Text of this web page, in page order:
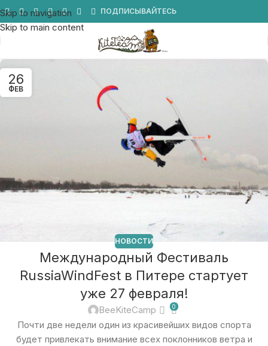
Skip to navigation
Skip to main content
ПОДПИСЫВАЙТЕСЬ
26
ФЕВ
НОВОСТИ
Международный Фестиваль
RussiaWindFest в Питере стартует
уже 27 февраля!
BeeKiteCamp 0
Почти две недели один из красивейших видов спорта
будет привлекать внимание всех поклонников ветра и